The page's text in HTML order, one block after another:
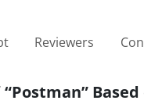
Reviewers